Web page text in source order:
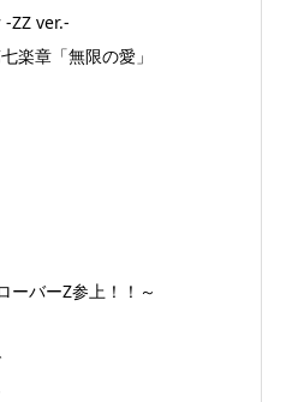
ZZ ver.-
楽章「無限の愛」
バーZ参上！！～